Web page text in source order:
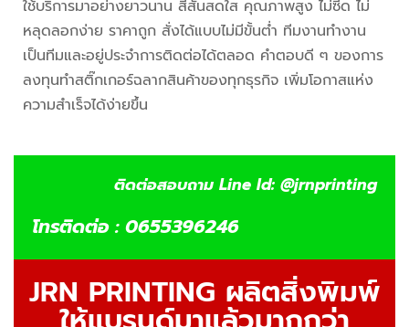
ใช้บริการมาอย่างยาวนาน สีสันสดใส คุณภาพสูง ไม่ซีด ไม่
หลุดลอกง่าย ราคาถูก สั่งได้แบบไม่มีขั้นต่ำ ทีมงานทำงาน
เป็นทีมและอยู่ประจำการติดต่อได้ตลอด คำตอบดี ๆ ของการ
ลงทุนทำสติ๊กเกอร์ฉลากสินค้าของทุกธุรกิจ เพิ่มโอกาสแห่ง
ความสำเร็จได้ง่ายขึ้น
ติดต่อสอบถาม Line Id: @jrnprinting
โทรติดต่อ : 0655396246
JRN PRINTING ผลิตสิ่งพิมพ์